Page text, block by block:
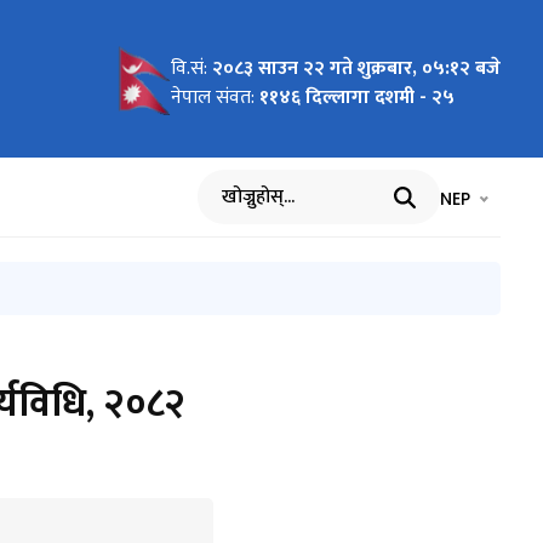
(पर्यटन
र
तथा
वि.सं: २०८३ साउन २२ गते शुक्रबार, ०५:१२ बजे
नेपाल संवत: ११४६ दिल्लागा दशमी - २५
खोज्नुहोस् भाषा चयन
NEP
२०८२